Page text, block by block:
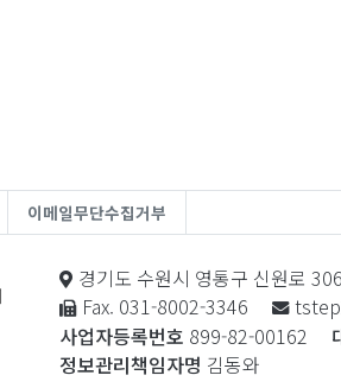
이메일무단수집거부
경기도 수원시 영통구 신원로
Fax. 031-8002-3346
사업자등록번호 899-82-00162
정보관리책임자명 김동와